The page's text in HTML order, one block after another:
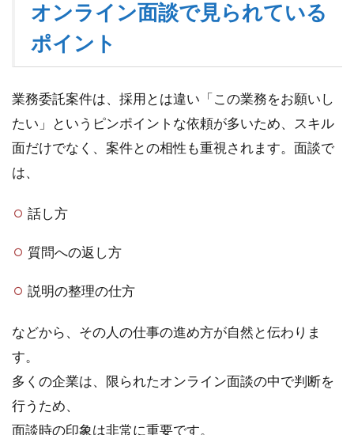
る
伝
え
方
と
オンライン面談で見られている
ポイント
業務委託案件は、採用とは違い「この業務をお願いし
たい」というピンポイントな依頼が多いため、スキル
面だけでなく、案件との相性も重視されます。面談で
は、
話し方
質問への返し方
説明の整理の仕方
などから、その人の仕事の進め方が自然と伝わりま
す。
多くの企業は、限られたオンライン面談の中で判断を
行うため、
面談時の印象は非常に重要です。